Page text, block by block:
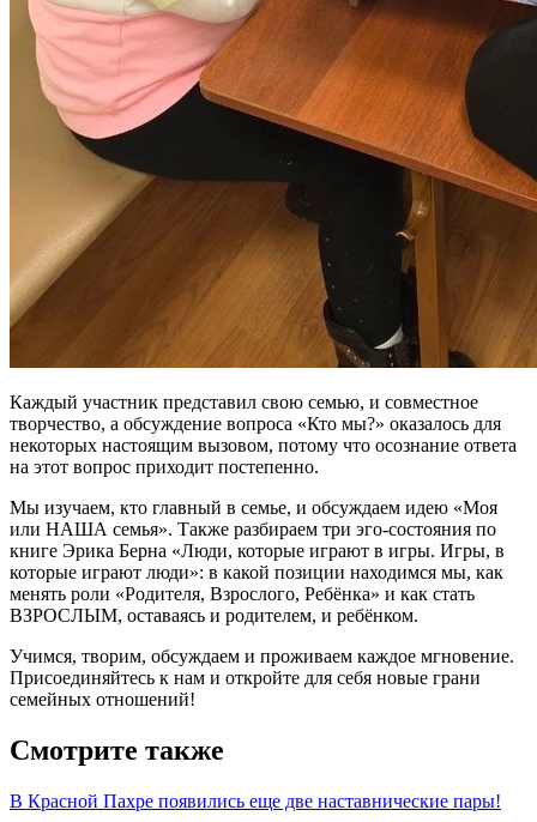
Каждый участник представил свою семью, и совместное
творчество, а обсуждение вопроса «Кто мы?» оказалось для
некоторых настоящим вызовом, потому что осознание ответа
на этот вопрос приходит постепенно.
Мы изучаем, кто главный в семье, и обсуждаем идею «Моя
или НАША семья». Также разбираем три эго-состояния по
книге Эрика Берна «Люди, которые играют в игры. Игры, в
которые играют люди»: в какой позиции находимся мы, как
менять роли «Родителя, Взрослого, Ребёнка» и как стать
ВЗРОСЛЫМ, оставаясь и родителем, и ребёнком.
Учимся, творим, обсуждаем и проживаем каждое мгновение.
Присоединяйтесь к нам и откройте для себя новые грани
семейных отношений!
Смотрите также
В Красной Пахре появились еще две наставнические пары!